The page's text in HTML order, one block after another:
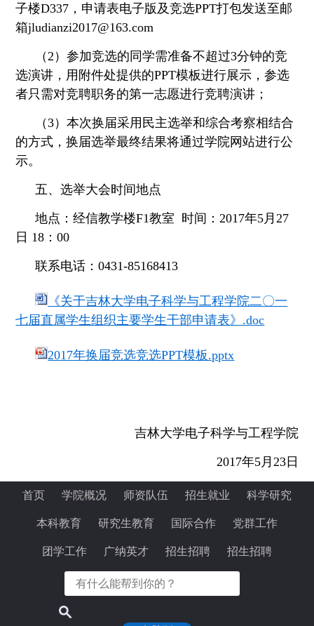
子楼D337，申请表电子版及竞选PPT打包发送至邮
箱jludianzi2017@163.com
（2）参加竞选的同学需准备不超过3分钟的竞
选演讲，用附件处提供的PPT模板进行展示，参选
者只需对竞聘职务的第一志愿进行竞聘演讲；
（3）本次换届采用民主选举和综合考察相结合
的方式，换届选举最终结果将通过学院网站进行公
示。
五、选举大会时间地点
地点：经信教学楼F1教室 时间：2017年5月27
日 18：00
联系电话：0431-85168413
《关于吉林大学电子科学与工程学院二〇一
七届直属学生组织主要学生干部申请表》.doc
2017年换届竞选竞选PPT模板.pptx
吉林大学电子科学与工程学院
2017年5月23日
首页 学院概况 师资队伍 招生就业 科学研究
本科教育 研究生教育 国际合作 党群工作
团学工作 广纳英才 招生招聘 招生招聘